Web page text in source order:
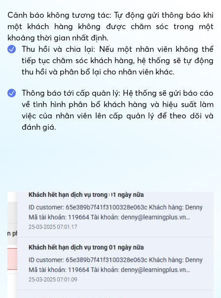
Cảnh báo không tương tác: Tự động gửi thông báo khi
một khách hàng không được chăm sóc trong một
khoảng thời gian nhất định.
Thu hồi và chia lại: Nếu một nhân viên không thể
tiếp tục chăm sóc khách hàng, hệ thống sẽ tự động
thu hồi và phân bổ lại cho nhân viên khác.
Thông báo tới cấp quản lý: Hệ thống sẽ gửi báo cáo
về tình hình phân bổ khách hàng và hiệu suất làm
việc của nhân viên lên cấp quản lý để theo dõi và
đánh giá.